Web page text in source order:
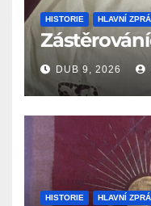
HISTORIE HLAVNÍ
DUB 9, 2026
HISTORIE HLAVNÍ